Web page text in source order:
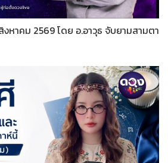
หาคม 2569 โดย อ.อาวุธ จับยามสามตา